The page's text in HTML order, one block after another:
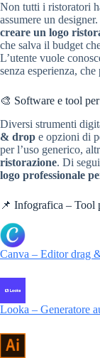
Non tutti i ristoratori
assumere un
creare un logo
che salva il budget
L’utente vuole
senza esperienza,
🎨 Software e tool
Diversi strumenti
& drop e opzioni di
per l’uso generico,
ristorazione. Di
logo professionale
📌 Infografica – Tool
Canva – Editor drag
Looka – Generatore